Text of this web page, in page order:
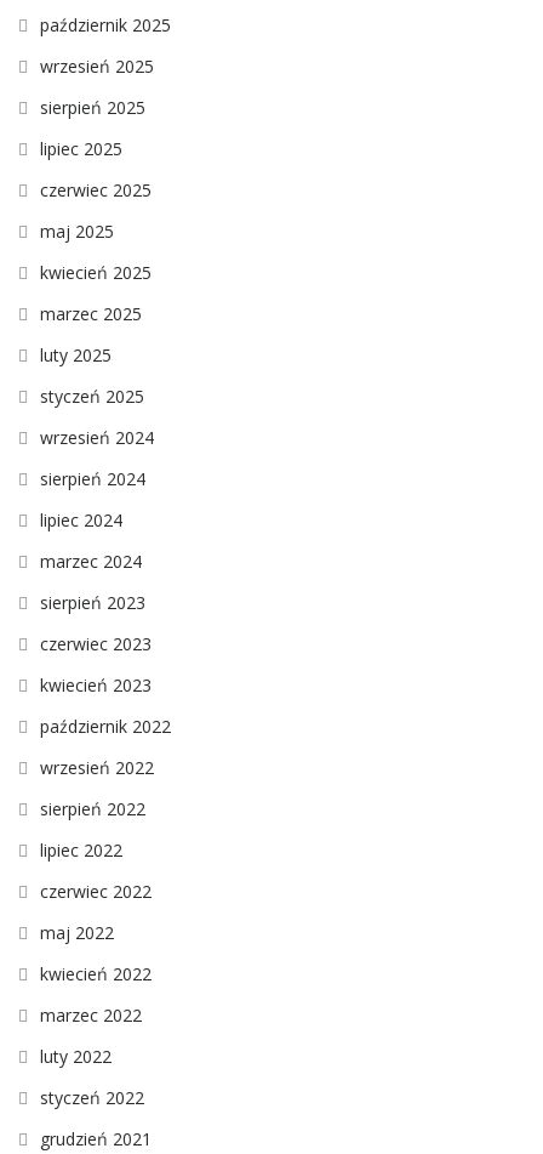
październik 2025
wrzesień 2025
sierpień 2025
lipiec 2025
czerwiec 2025
maj 2025
kwiecień 2025
marzec 2025
luty 2025
styczeń 2025
wrzesień 2024
sierpień 2024
lipiec 2024
marzec 2024
sierpień 2023
czerwiec 2023
kwiecień 2023
październik 2022
wrzesień 2022
sierpień 2022
lipiec 2022
czerwiec 2022
maj 2022
kwiecień 2022
marzec 2022
luty 2022
styczeń 2022
grudzień 2021